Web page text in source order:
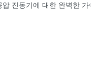
템 종합 가이드
압 진동기에 대한 완벽한 가이